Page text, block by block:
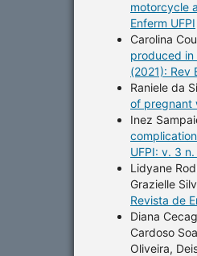
motorcycle
Enferm UFPI
Carolina
produced in
(2021): Rev
Raniele da
of pregnant
Inez
UFPI: v. 3
Lidyane
Grazielle
Revista de
Diana
Cardoso
Oliveira,